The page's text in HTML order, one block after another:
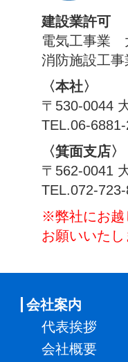
建設業許可
電気工事業
消防施設工
〈本社〉
〒530-0044
TEL.06-
〈箕面支店〉
〒562-0041
TEL.072-
※弊社にお越
お願いいたし
会社案内
代表挨拶
会社概要